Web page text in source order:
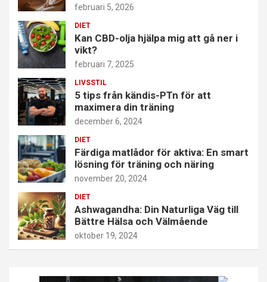
februari 5, 2026
DIET
Kan CBD-olja hjälpa mig att gå ner i
vikt?
februari 7, 2025
LIVSSTIL
5 tips från kändis-PTn för att
maximera din träning
december 6, 2024
DIET
Färdiga matlådor för aktiva: En smart
lösning för träning och näring
november 20, 2024
DIET
Ashwagandha: Din Naturliga Väg till
Bättre Hälsa och Välmående
oktober 19, 2024